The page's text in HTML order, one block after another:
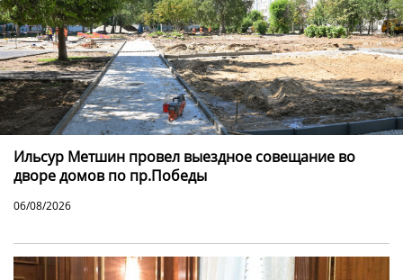
Ильсур Метшин провел выездное совещание во
дворе домов по пр.Победы
06/08/2026